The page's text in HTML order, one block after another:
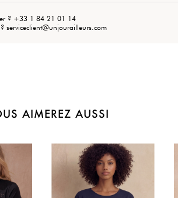
? +33 1 84 21 01 14
serviceclient@unjourailleurs.com
AIMEREZ AUSSI